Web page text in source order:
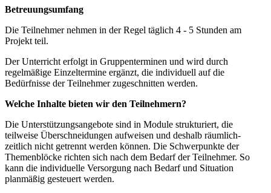
Betreuungsumfang
Die Teilnehmer nehmen in der Regel täglich 4 ‑ 5 Stunden am
Projekt teil.
Der Unterricht erfolgt in Gruppenterminen und wird durch
regelmäßige Einzeltermine ergänzt, die individuell auf die
Bedürfnisse der Teilnehmer zugeschnitten werden.
Welche Inhalte bieten wir den Teilnehmern?
Die Unterstützungsangebote sind in Module strukturiert, die
teilweise Überschneidungen aufweisen und deshalb räumlich-
zeitlich nicht getrennt werden können. Die Schwerpunkte der
Themenblöcke richten sich nach dem Bedarf der Teilnehmer. So
kann die individuelle Versorgung nach Bedarf und Situation
planmäßig gesteuert werden.